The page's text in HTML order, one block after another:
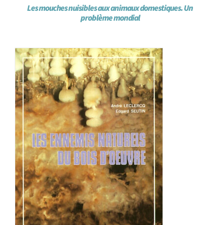
Les mouches nuisibles aux animaux domestiques. Un
problème mondial